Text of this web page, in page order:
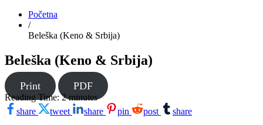
Početna
/
Beleška (Keno & Srbija)
Beleška (Keno & Srbija)
Print PDF
Reading Time:2 minutes
share
tweet share pin post
share